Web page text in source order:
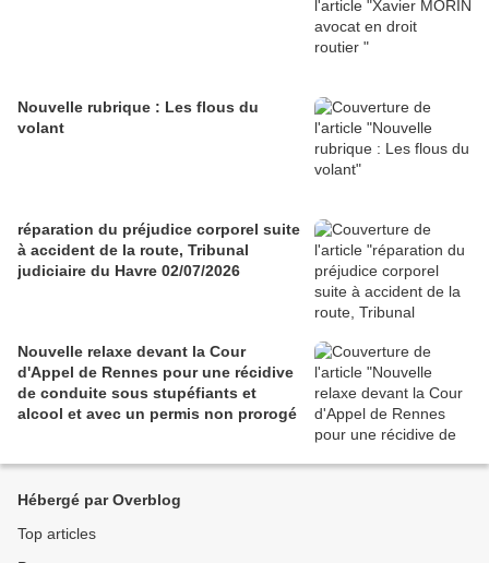
Nouvelle rubrique : Les flous du
volant
réparation du préjudice corporel suite
à accident de la route, Tribunal
judiciaire du Havre 02/07/2026
Nouvelle relaxe devant la Cour
d'Appel de Rennes pour une récidive
de conduite sous stupéfiants et
alcool et avec un permis non prorogé
Hébergé par Overblog
Top articles